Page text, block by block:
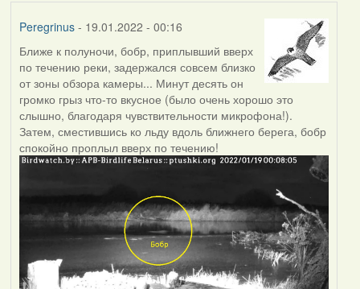
Peregrinus- 19.01.2022 - 00:16
Ближе к полуночи, бобр, приплывший вверх
по течению реки, задержался совсем близко
от зоны обзора камеры... Минут десять он
громко грыз что-то вкусное (было очень хорошо это
слышно, благодаря чувствительности микрофона!).
Затем, сместившись ко льду вдоль ближнего берега, бобр
спокойно проплыл вверх по течению!